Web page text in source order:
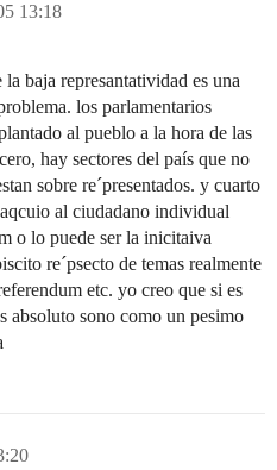
13:18
baja represantatividad es una
los parlamentarios
al pueblo a la hora de las
hay sectores del país que no
sobre re´presentados. y cuarto
al ciudadano individual
o lo puede ser la inicitaiva
re´psecto de temas realmente
etc. yo creo que si es
absoluto sono como un pesimo